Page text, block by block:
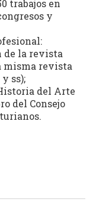
trabajos en
y
de la revista
misma revista
ss);
del Arte
del Consejo